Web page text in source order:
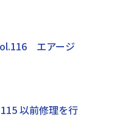
エアージ
以前修理を行